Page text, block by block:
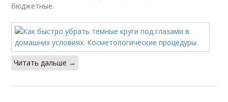
бюджетные.
Читать дальше →